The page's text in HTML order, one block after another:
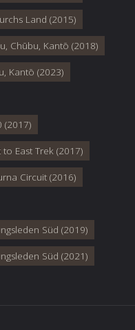
Land (2015)
Chūbu, Kantō (2018)
Kantō (2023)
(2017)
East Trek (2017)
Circuit (2016)
Süd (2019)
Süd (2021)